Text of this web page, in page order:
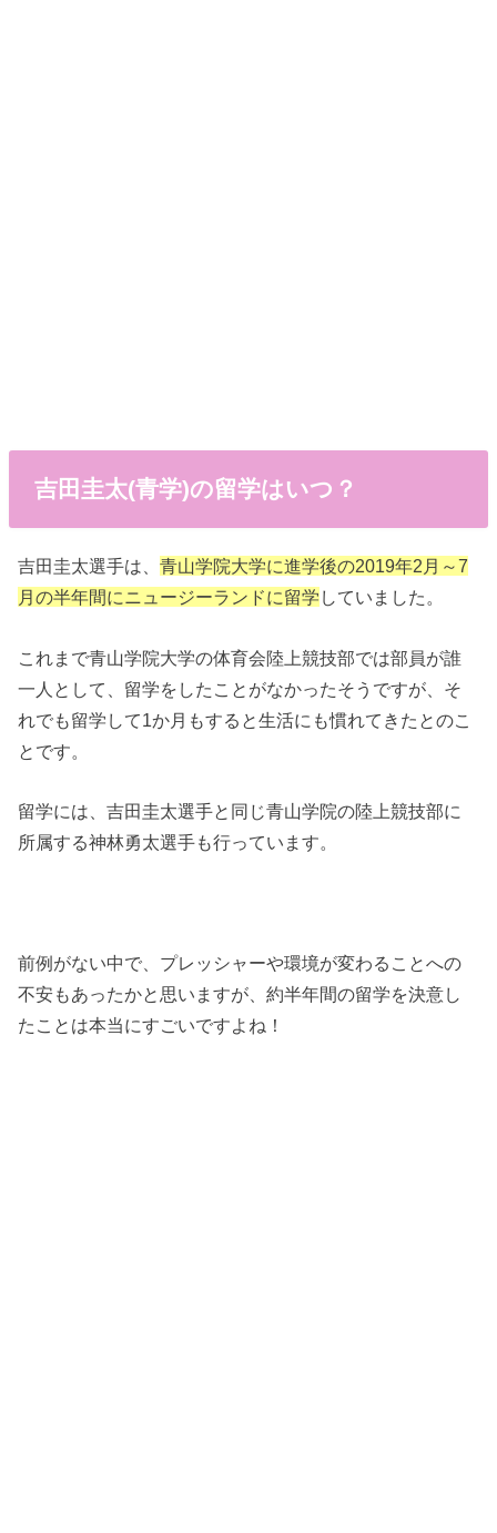
吉田圭太(青学)の留学はいつ？
吉田圭太選手は、青山学院大学に進学後の2019年2月～7
月の半年間にニュージーランドに留学 していました。
これまで青山学院大学の体育会陸上競技部では部員が誰
一人として、留学をしたことがなかったそうですが、そ
れでも留学して1か月もすると生活にも慣れてきたとのこ
とです。
留学には、吉田圭太選手と同じ青山学院の陸上競技部に
所属する神林勇太選手も行っています。
前例がない中で、プレッシャーや環境が変わることへの
不安もあったかと思いますが、約半年間の留学を決意し
たことは本当にすごいですよね！